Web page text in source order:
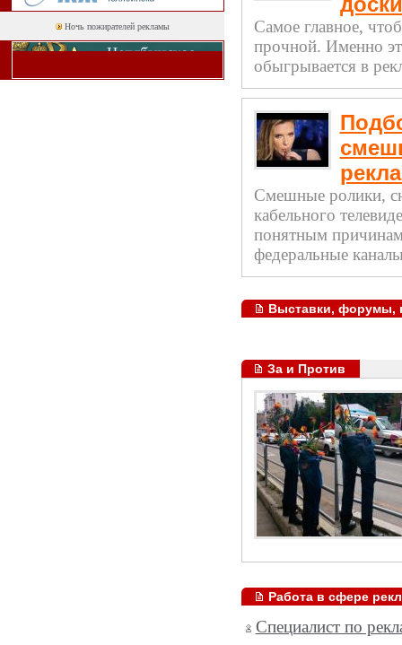
Ночь пожирателей рекламы
Самое главное,
прочной. Именно
обыгрывается в
Смешные ролики,
кабельного
понятным
федеральные
Выставки, форумы,
За и Против
Работа в сфере
Специалист по